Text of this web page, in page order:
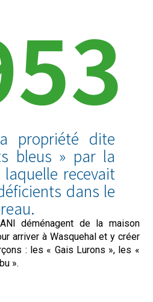
propriété dite
bleus » par la
recevait
dans le
déménagent de la maison
arriver à Wasquehal et y créer
: les « Gais Lurons », les «
».